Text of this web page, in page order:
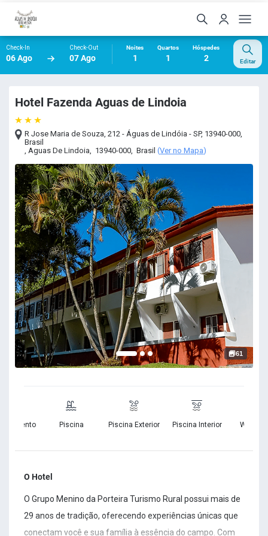
Check-In
06 Ago
Check-Out
07 Ago
Noites
1
Quartos
1
Hóspedes
2 Editar
Hotel Fazenda Aguas de Lindoia
R Jose Maria de Souza, 212 - Águas de Lindóia - SP, 13940-000,
Brasil
,Aguas De Lindoia, 13940-000, Brasil (Ver no Mapa)
61
Piscina Piscina Exterior Piscina Interior Wifi
O Hotel
O Grupo Menino da Porteira Turismo Rural possui mais de
29 anos de tradição, oferecendo experiências únicas que
conectam você e sua família à essência do campo. Com